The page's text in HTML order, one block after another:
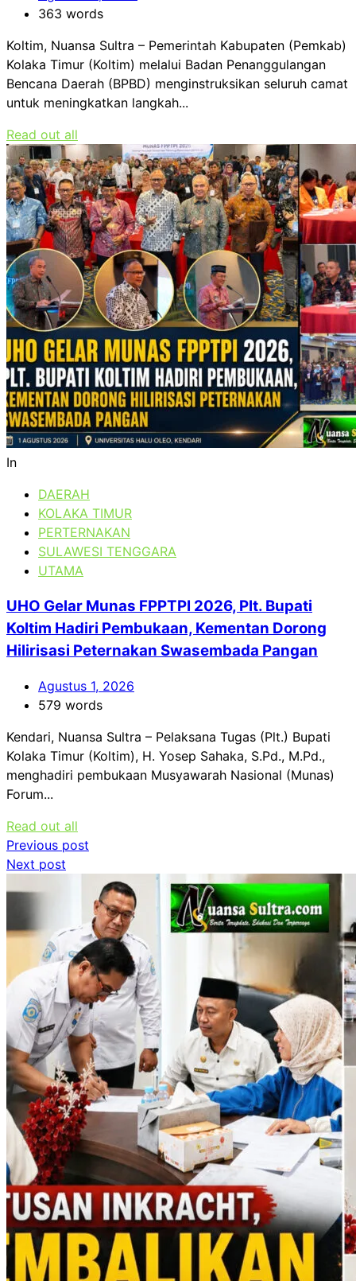
363 words
Koltim, Nuansa Sultra – Pemerintah Kabupaten (Pemkab)
Kolaka Timur (Koltim) melalui Badan Penanggulangan
Bencana Daerah (BPBD) menginstruksikan seluruh camat
untuk meningkatkan langkah...
Read out all
In
DAERAH
KOLAKA TIMUR
PERTERNAKAN
SULAWESI TENGGARA
UTAMA
UHO Gelar Munas FPPTPI 2026, Plt. Bupati
Koltim Hadiri Pembukaan, Kementan Dorong
Hilirisasi Peternakan Swasembada Pangan
Agustus 1, 2026
579 words
Kendari, Nuansa Sultra – Pelaksana Tugas (Plt.) Bupati
Kolaka Timur (Koltim), H. Yosep Sahaka, S.Pd., M.Pd.,
menghadiri pembukaan Musyawarah Nasional (Munas)
Forum...
Read out all
Navigasi
pos
Previous post
Next post